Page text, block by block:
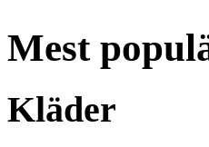
Mest
Kläder